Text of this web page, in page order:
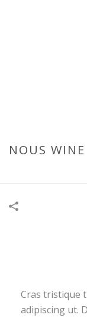
NOUS
Cras tristique
adipiscing ut.